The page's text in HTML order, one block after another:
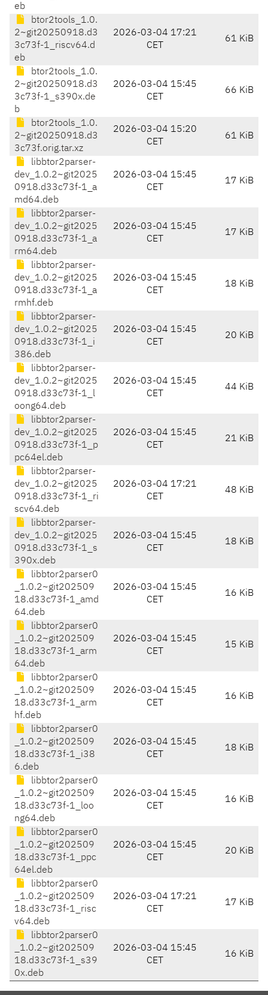
eb
btor2tools_1.0.
2~git20250918.d3
3c73f-1_riscv64.d
eb
2026-03-04 17:21
CET
61 KiB
btor2tools_1.0.
2~git20250918.d3
3c73f-1_s390x.de
b
2026-03-04 15:45
CET
66 KiB
btor2tools_1.0.
2~git20250918.d3
3c73f.orig.tar.xz
2026-03-04 15:20
CET
61 KiB
libbtor2parser-
dev_1.0.2~git2025
0918.d33c73f-1_a
md64.deb
2026-03-04 15:45
CET
17 KiB
libbtor2parser-
dev_1.0.2~git2025
0918.d33c73f-1_a
rm64.deb
2026-03-04 15:45
CET
17 KiB
libbtor2parser-
dev_1.0.2~git2025
0918.d33c73f-1_a
rmhf.deb
2026-03-04 15:45
CET
18 KiB
libbtor2parser-
dev_1.0.2~git2025
0918.d33c73f-1_i
386.deb
2026-03-04 15:45
CET
20 KiB
libbtor2parser-
dev_1.0.2~git2025
0918.d33c73f-1_l
oong64.deb
2026-03-04 15:45
CET
44 KiB
libbtor2parser-
dev_1.0.2~git2025
0918.d33c73f-1_p
pc64el.deb
2026-03-04 15:45
CET
21 KiB
libbtor2parser-
dev_1.0.2~git2025
0918.d33c73f-1_ri
scv64.deb
2026-03-04 17:21
CET
48 KiB
libbtor2parser-
dev_1.0.2~git2025
0918.d33c73f-1_s
390x.deb
2026-03-04 15:45
CET
18 KiB
libbtor2parser0
_1.0.2~git202509
18.d33c73f-1_amd
64.deb
2026-03-04 15:45
CET
16 KiB
libbtor2parser0
_1.0.2~git202509
18.d33c73f-1_arm
64.deb
2026-03-04 15:45
CET
15 KiB
libbtor2parser0
_1.0.2~git202509
18.d33c73f-1_arm
hf.deb
2026-03-04 15:45
CET
16 KiB
libbtor2parser0
_1.0.2~git202509
18.d33c73f-1_i38
6.deb
2026-03-04 15:45
CET
18 KiB
libbtor2parser0
_1.0.2~git202509
18.d33c73f-1_loo
ng64.deb
2026-03-04 15:45
CET
16 KiB
libbtor2parser0
_1.0.2~git202509
18.d33c73f-1_ppc
64el.deb
2026-03-04 15:45
CET
20 KiB
libbtor2parser0
_1.0.2~git202509
18.d33c73f-1_risc
v64.deb
2026-03-04 17:21
CET
17 KiB
libbtor2parser0
_1.0.2~git202509
18.d33c73f-1_s39
0x.deb
2026-03-04 15:45
CET
16 KiB